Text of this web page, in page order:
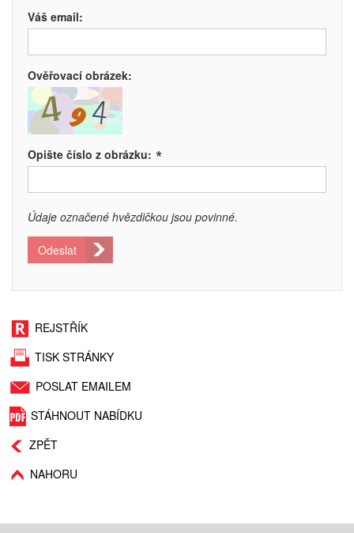
Váš email:
Ověřovací obrázek:
Opište číslo z obrázku: *
Údaje označené hvězdičkou jsou povinné.
Odeslat
REJSTŘÍK
TISK STRÁNKY
POSLAT EMAILEM
STÁHNOUT NABÍDKU
ZPĚT
NAHORU